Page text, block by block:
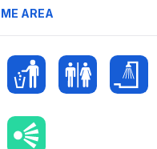
AREA